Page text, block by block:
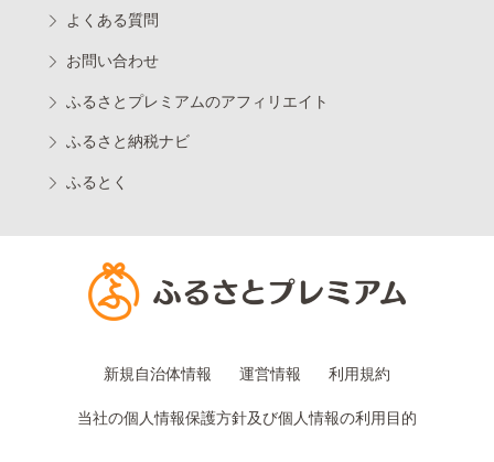
よくある質問
お問い合わせ
ふるさとプレミアムのアフィリエイト
ふるさと納税ナビ
ふるとく
新規自治体情報 運営情報 利用規約
当社の個人情報保護方針及び個人情報の利用目的